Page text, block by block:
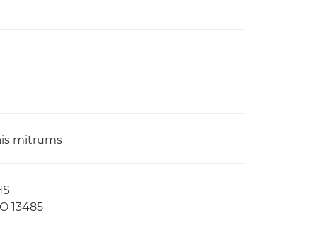
mitrums
13485